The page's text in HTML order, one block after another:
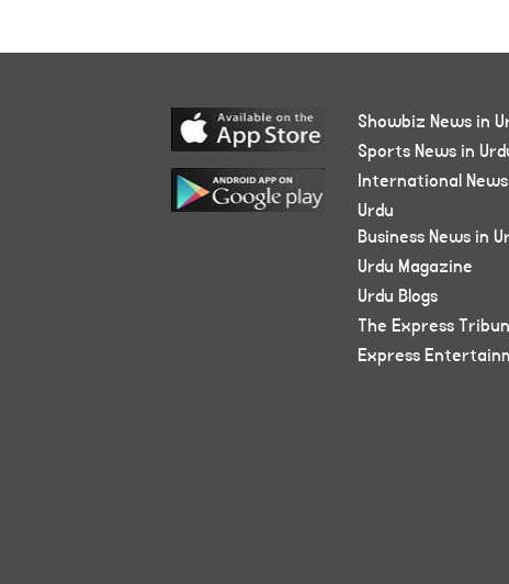
Showbiz News in
Sports News in
International
Urdu
Business News in
Urdu Magazine
Urdu Blogs
The Express
Express